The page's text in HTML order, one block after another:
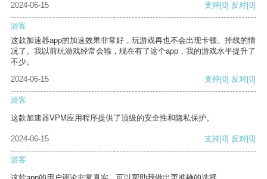
2024-06-15
支持[0] 反对[0]
游客
这款加速器app的加速效果非常好，玩游戏再也不会出现卡顿、掉线的情
况了。我以前玩游戏经常会输，现在有了这个app，我的游戏水平提升了
不少。
2024-06-15
支持[0] 反对[0]
游客
这款加速器VPM应用程序提供了顶级的安全性和隐私保护。
2024-06-15 支持[0] 反对[0]
游客